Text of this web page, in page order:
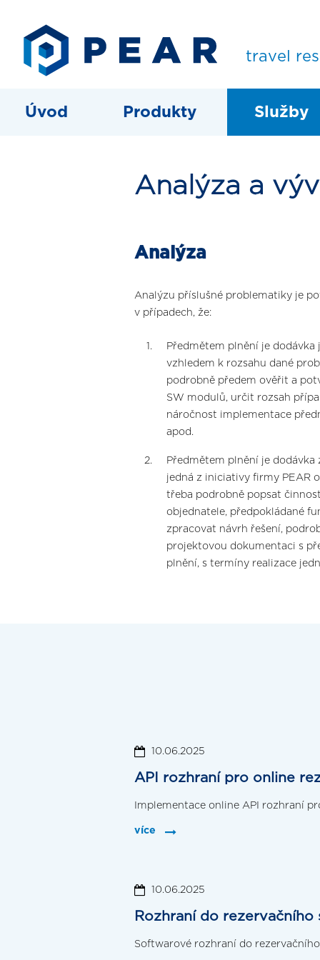
travel
Úvod Produkty Služby
Analýza a
Analýza
Analýzu příslušné problematiky je
v případech, že:
Předmětem plnění je dodávka
vzhledem k rozsahu dané
podrobně předem ověřit a
SW modulů, určit rozsah
náročnost implementace
apod.
Předmětem plnění je dodávka
jedná z iniciativy firmy PEAR
třeba podrobně popsat
objednatele, předpokládané
zpracovat návrh řešení,
projektovou dokumentaci s
plnění, s termíny realizace
10.06.2025
API rozhraní pro online
Implementace online API rozhraní
více
10.06.2025
Rozhraní do rezervačního
Softwarové rozhraní do